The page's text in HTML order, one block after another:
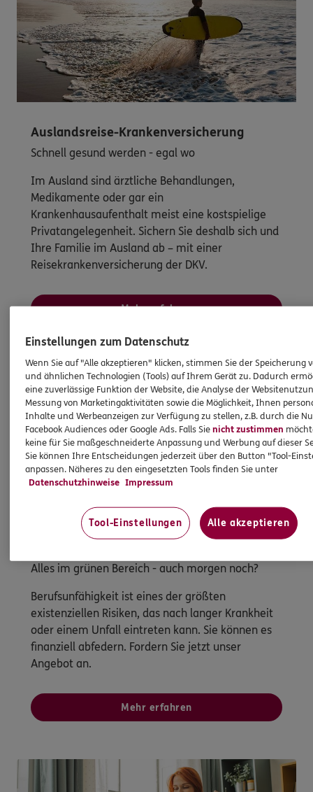
Auslandsreise-Krankenversicherung
Schnell gesund werden - egal wo
Im Ausland sind ärztliche Behandlungen,
Medikamente oder gar ein
Krankenhausaufenthalt meist eine kostspielige
Privatangelegenheit. Sichern Sie deshalb sich und
Ihre Familie im Ausland ab – mit einer
Reisekrankenversicherung der DKV.
Mehr erfahren
Alles im grünen Bereich - auch morgen noch?
Berufsunfähigkeit ist eines der größten
existenziellen Risiken, das nach langer Krankheit
oder einem Unfall eintreten kann. Sie können es
finanziell abfedern. Fordern Sie jetzt unser
Angebot an.
Mehr erfahren
Einstellungen zum Datenschutz
Wenn Sie auf "Alle akzeptieren" klicken, stimmen Sie der Speicherung
und ähnlichen Technologien (Tools) auf Ihrem Gerät zu. Dadurch
eine zuverlässige Funktion der Website, die Analyse der
Messung von Marketingaktivitäten sowie die Möglichkeit, Ihnen
Inhalte und Werbeanzeigen zur Verfügung zu stellen, z.B. durch die
Facebook Audiences oder Google Ads. Falls Sienicht zustimmen
keine für Sie maßgeschneiderte Anpassung und Werbung auf dieser
Sie können Ihre Entscheidungen jederzeit über den Button "Tool-
anpassen. Näheres zu den eingesetzten Tools finden Sie unter
Datenschutzhinweise Impressum
Tool-Einstellungen Alle akzeptieren